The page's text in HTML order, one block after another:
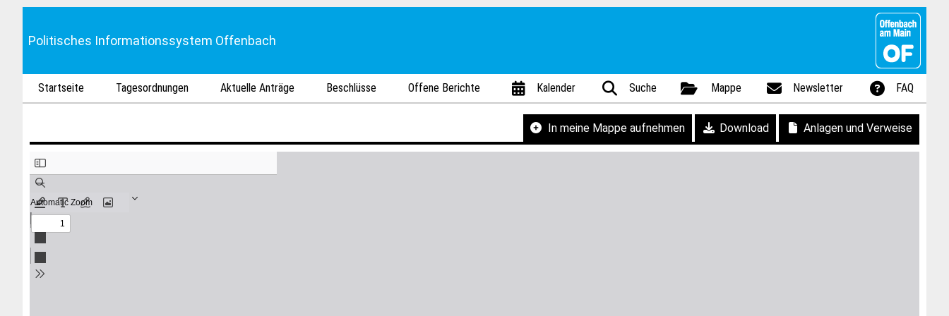
Politisches Informationssystem Offenbach
Startseite Tagesordnungen Aktuelle Anträge Beschlüsse Offene Berichte Kalender Suche Mappe Newsletter FAQ
In meine Mappe aufnehmen Download Anlagen und Verweise